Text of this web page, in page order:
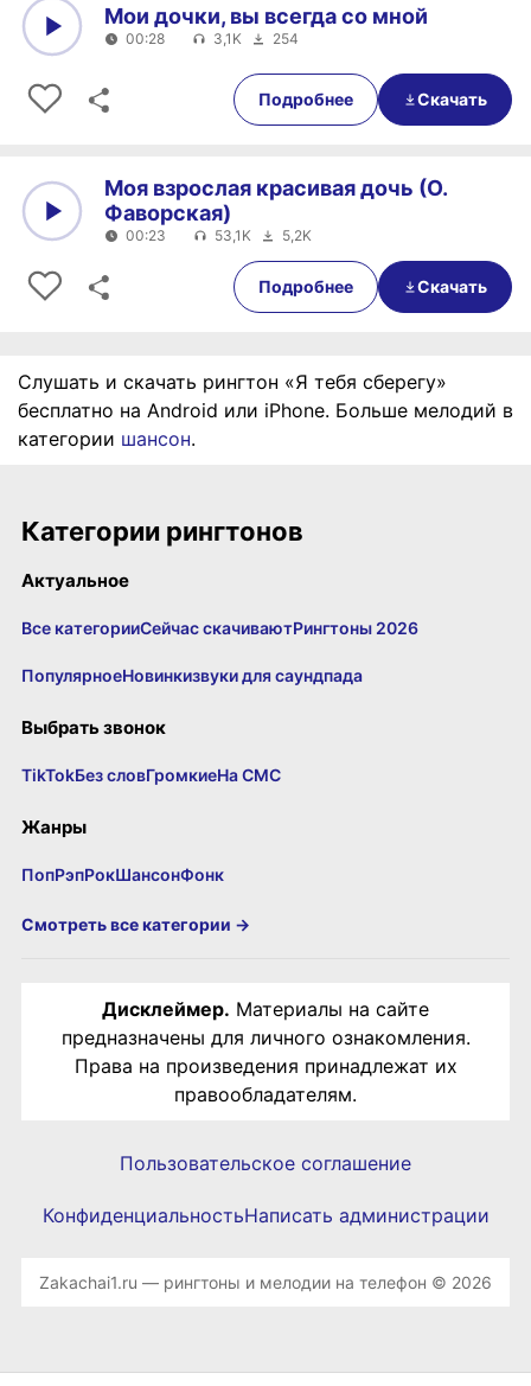
00:28
Мои дочки, вы всегда со мной
00:28 3,1K 254
Подробнее Скачать
00:23
Моя взрослая красивая дочь (О.
Фаворская)
00:23 53,1K 5,2K
Подробнее Скачать
Слушать и скачать рингтон «Я тебя сберегу»
бесплатно на Android или iPhone. Больше мелодий в
категории шансон.
Категории рингтонов
Актуальное
Все категорииСейчас скачиваютРингтоны 2026
ПопулярноеНовинкизвуки для саундпада
Выбрать звонок
TikTokБез словГромкиеНа СМС
Жанры
ПопРэпРокШансонФонк
Смотреть все категории →
Дисклеймер. Материалы на сайте
предназначены для личного ознакомления.
Права на произведения принадлежат их
правообладателям.
Пользовательское соглашение
КонфиденциальностьНаписать администрации
Zakachai1.ru — рингтоны и мелодии на телефон © 2026